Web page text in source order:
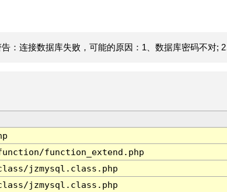
：连接数据库失败，可能的原因：1、数据库密码不对; 2
function_extend.php
jzmysql.class.php
jzmysql.class.php